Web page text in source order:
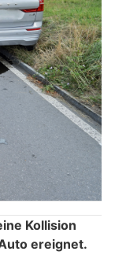
Kollision
ereignet.